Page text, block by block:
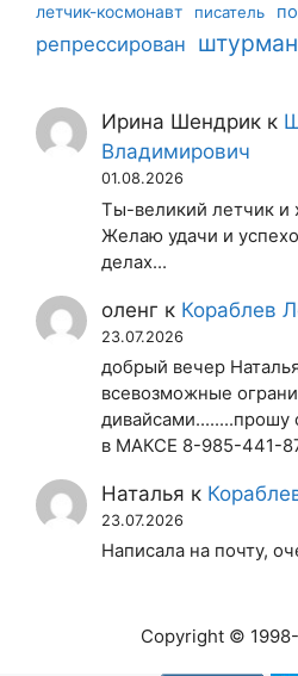
летчик-космонавт писатель
репрессирован
Ирина Шендрик к
Владимирович
01.08.2026
Ты-великий летчик и
Желаю удачи и
делах...
оленг к Кораблев
23.07.2026
добрый вечер
всевозможные
дивайсами........прошу
в МАКСЕ 8-985-441-
Наталья к
23.07.2026
Написала на почту,
Copyright ©